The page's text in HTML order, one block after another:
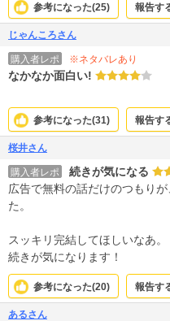
参考になった(25) 報告す
じゃんころさん
購入者レポ ※ネタバレあり
なかなか面白い!
参考になった(31) 報告す
桜井さん
購入者レポ
続きが気になる
広告で無料の話だけのつもり
た。
スッキリ完結してほしいなあ。
続きが気になります！
参考になった(20) 報告す
あるさん